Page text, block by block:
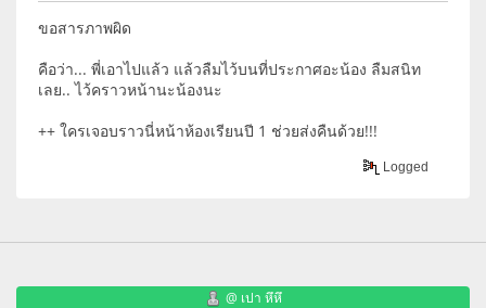
ขอสารภาพผิด
คือว่า... พี่เอาไปแล้ว แล้วลืมไว้บนที่ประกาศอะน้อง ลืมสนิท
เลย.. ไว้คราวหน้านะน้องนะ
++ ใครเจอบราวนี่หน้าห้องเรียนปี 1 ช่วยส่งคืนด้วย!!!
Logged
@ เปา หึหึ